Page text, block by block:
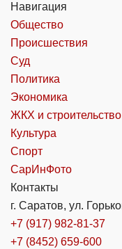
Навигация
Общество
Происшествия
Суд
Политика
Экономика
ЖКХ и строительство
Культура
Спорт
СарИнФото
Контакты
г. Саратов, ул.
+7 (917) 982-81-37
+7 (8452) 659-600